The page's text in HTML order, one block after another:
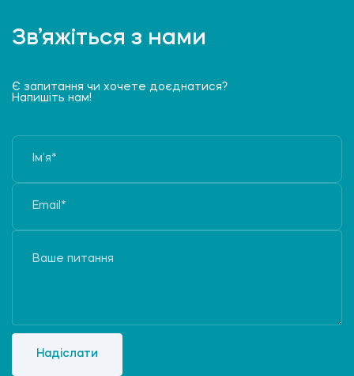
Зв’яжіться з нами
Є запитання чи хочете доєднатися?
Напишіть нам!
Надіслати